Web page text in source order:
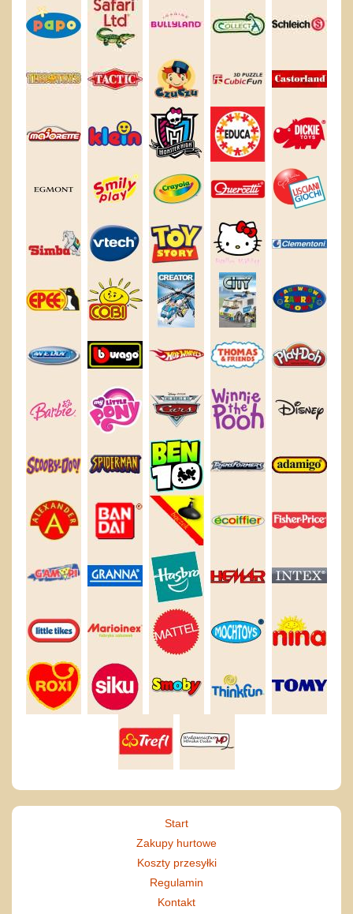
Start
Zakupy hurtowe
Koszty przesyłki
Regulamin
Kontakt